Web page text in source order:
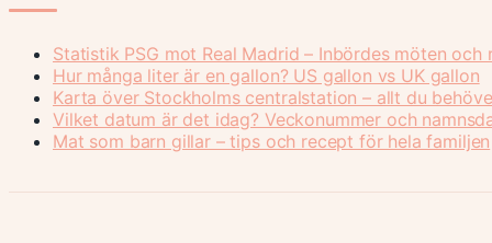
Statistik PSG mot Real Madrid – Inbördes möten och
Hur många liter är en gallon? US gallon vs UK gallon
Karta över Stockholms centralstation – allt du
Vilket datum är det idag? Veckonummer och
Mat som barn gillar – tips och recept för hela familjen